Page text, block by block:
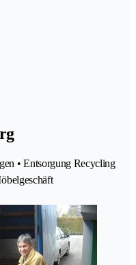
• Entsorgung Recycling